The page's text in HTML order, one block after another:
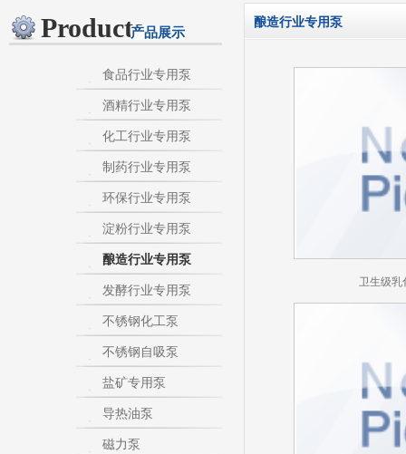
2015年5月21日酒泵百度排名上升
淀粉泵|卫生泵|卫生级自吸泵|淀粉旋流器|不
不锈钢自吸泵|不锈钢化工泵|酒泵|酒精泵|淀
热烈庆祝：我司与天长市千秋在线网络服务有限公
Products产品展示
食品行业专用泵
酒精行业专用泵
化工行业专用泵
制药行业专用泵
环保行业专用泵
淀粉行业专用泵
酿造行业专用泵
发酵行业专用泵
不锈钢化工泵
不锈钢自吸泵
盐矿专用泵
导热油泵
磁力泵
酿造行业专用泵
卫生级乳